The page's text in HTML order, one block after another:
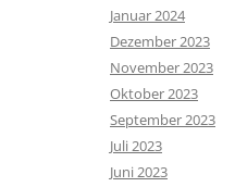
Januar 2024
Dezember 2023
November 2023
Oktober 2023
September 2023
Juli 2023
Juni 2023